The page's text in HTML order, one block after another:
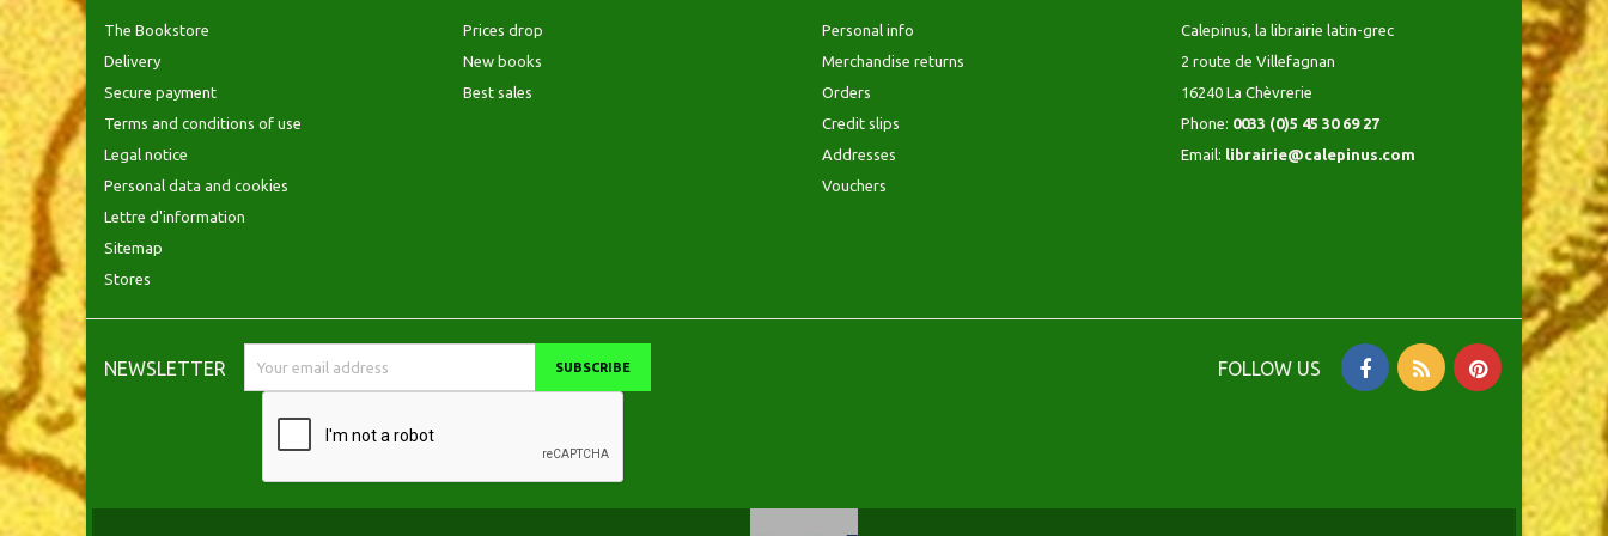
The Bookstore
Delivery
Secure payment
Terms and conditions of use
Legal notice
Personal data and cookies
Lettre d'information
Sitemap
Stores
Prices drop
New books
Best sales
Personal info
Merchandise returns
Orders
Credit slips
Addresses
Vouchers
Calepinus, la librairie latin-grec
2 route de Villefagnan
16240 La Chèvrerie
Phone: 0033 (0)5 45 30 69 27
Email: librairie@calepinus.com
NEWSLETTER FOLLOW US